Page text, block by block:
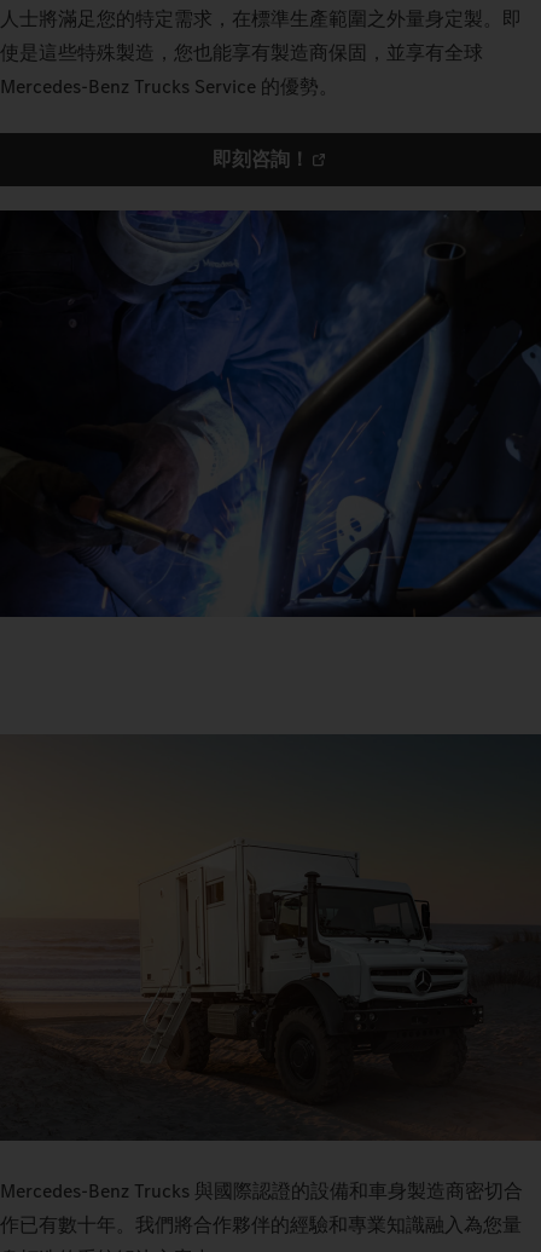
人士將滿足您的特定需求，在標準生產範圍之外量身定製。即
使是這些特殊製造，您也能享有製造商保固，並享有全球
Mercedes-Benz Trucks Service 的優勢。
即刻咨詢！
Mercedes-Benz Trucks 與國際認證的設備和車身製造商密切合
作已有數十年。我們將合作夥伴的經驗和專業知識融入為您量